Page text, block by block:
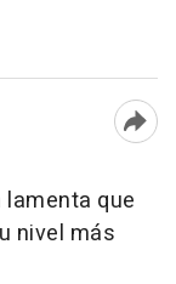
que
nivel más